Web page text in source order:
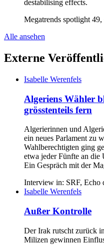
destabilising effects.
Megatrends spotlight
Alle ansehen
Externe
Isabelle Werenfels
Algeriens Wähler
grösstenteils fern
Algerierinnen und
ein neues Parlament zu
Wahlberechtigten ging
etwa jeder Fünfte an die
Ein Gespräch mit der
Interview in: SRF, Echo
Isabelle Werenfels
Außer Kontrolle
Der Irak rutscht zurück
Milizen gewinnen